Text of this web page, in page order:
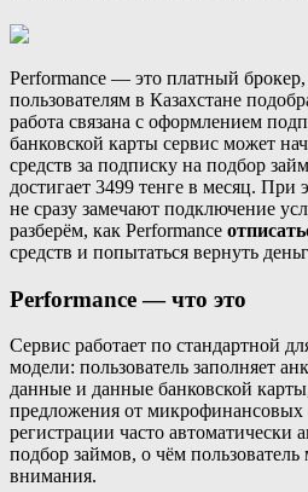
Performance — это платный
пользователям в Казахстане
работа связана с оформлением
банковской карты сервис может
средств за подписку на подбор
достигает 3499 тенге в месяц. При
не сразу замечают подключение
разберём, как Performance
средств и попытаться вернуть
Performance — что это
Сервис работает по стандартной
модели: пользователь заполняет
данные и данные банковской
предложения от микрофинансовых
регистрации часто автоматически
подбор займов, о чём
внимания.